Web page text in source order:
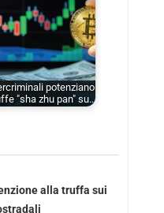
potenziano
"sha zhu pan" su…
alla truffa sui